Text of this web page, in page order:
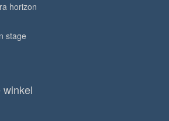
horizon
stage
winkel